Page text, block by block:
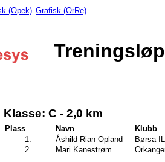
(Opek) Grafisk (OrRe)
Klasse: C - 2,0 km
Plass Navn
Klubb
1.
Åshild Rian Opland
Børsa IL
2.
Mari Kanestrøm